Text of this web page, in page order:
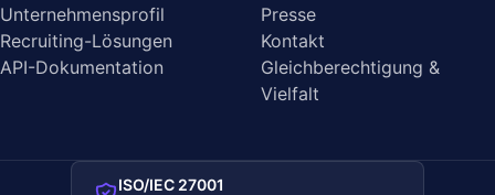
Unternehmensprofil
Recruiting-Lösungen
API-Dokumentation
Presse
Kontakt
Gleichberechtigung &
Vielfalt
ISO/IEC 27001